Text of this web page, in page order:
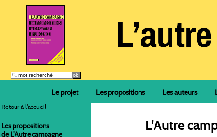
Le projet Les propositions Les auteurs
Retour à l'accueil
Les propositions
de L'Autre campagne
L'Autre